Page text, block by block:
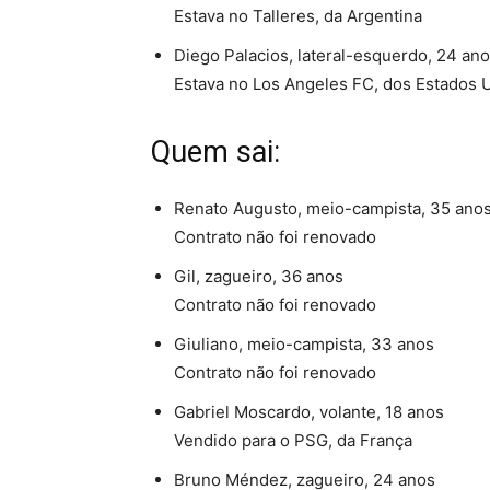
Estava no Talleres, da Argentina
Diego Palacios, lateral-esquerdo, 24
Estava no Los Angeles FC, dos Estados
Quem sai:
Renato Augusto, meio-campista, 35 anos
Contrato não foi renovado
Gil, zagueiro, 36 anos
Contrato não foi renovado
Giuliano, meio-campista, 33 anos
Contrato não foi renovado
Gabriel Moscardo, volante, 18 anos
Vendido para o PSG, da França
Bruno Méndez, zagueiro, 24 anos